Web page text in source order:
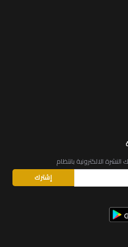
الالكترونية بانتظام